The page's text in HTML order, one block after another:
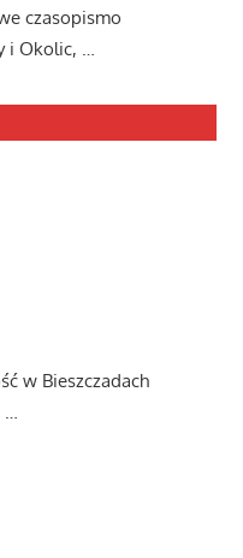
czasopismo
i Okolic, …
w Bieszczadach
…